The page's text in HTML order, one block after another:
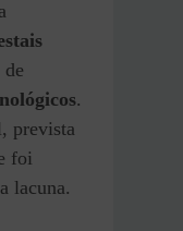
.
prevista
foi
lacuna.